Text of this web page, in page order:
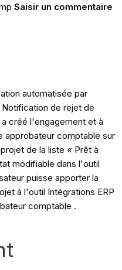
Saisir un commentaire
automatisée par
de rejet de
créé l'engagement et à
approbateur comptable sur
de la liste « Prêt à
modifiable dans l'outil
puisse apporter la
à l'outil Intégrations ERP
comptable .